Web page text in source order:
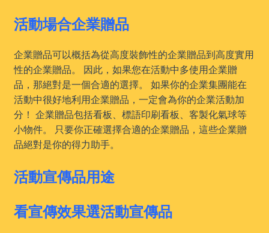
活動場合企業贈品
企業贈品可以概括為從高度裝飾性的企業贈品到高度實用
性的企業贈品。 因此，如果您在活動中多使用企業贈
品，那絕對是一個合適的選擇。 如果你的企業集團能在
活動中很好地利用企業贈品，一定會為你的企業活動加
分！ 企業贈品包括看板、標語印刷看板、客製化氣球等
小物件。 只要你正確選擇合適的企業贈品，這些企業贈
品絕對是你的得力助手。
活動宣傳品用途
看宣傳效果選活動宣傳品